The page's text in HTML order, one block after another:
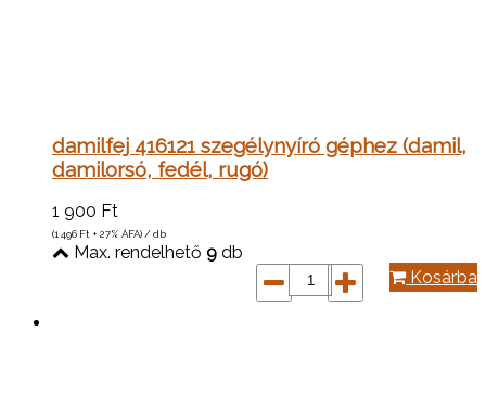
damilfej 416121 szegélynyíró géphez (damil,
damilorsó, fedél, rugó)
1 900 Ft
(1 496 Ft + 27% ÁFA) / db
Max. rendelhető 9 db
Kosárba